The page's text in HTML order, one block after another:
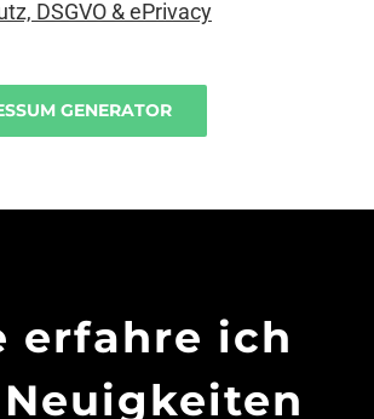
DSGVO & ePrivacy
GENERATOR
erfahre ich